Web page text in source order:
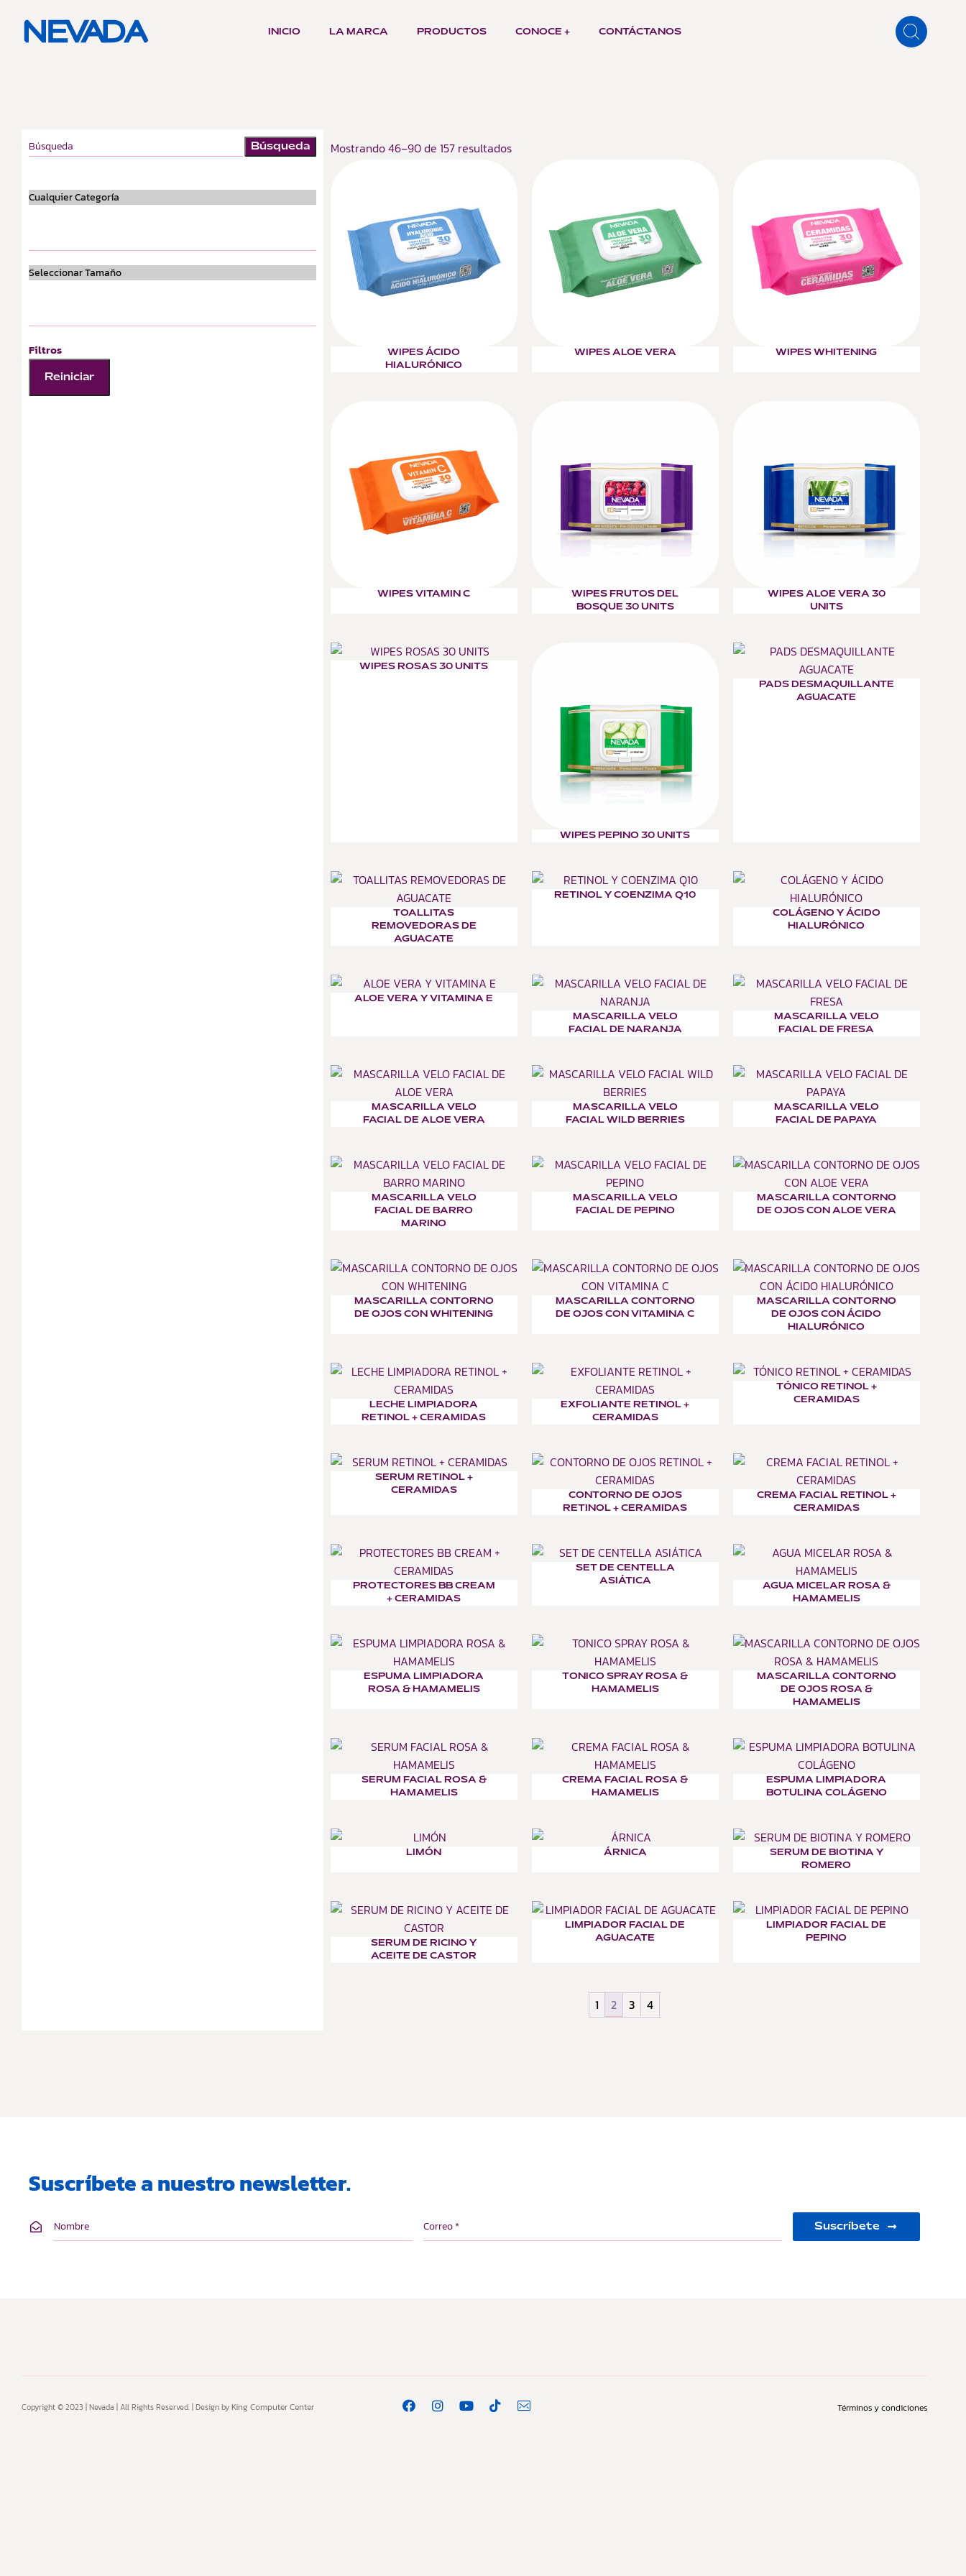
INICIO LA MARCA PRODUCTOS CONOCE + CONTÁCTANOS
Búsqueda
Filtros
Reiniciar
Mostrando 46–90 de 157 resultados
WIPES ÁCIDO
HIALURÓNICO
WIPES ALOE VERA WIPES WHITENING
WIPES VITAMIN C
WIPES FRUTOS DEL
BOSQUE 30 UNITS
WIPES ALOE VERA 30
UNITS
WIPES ROSAS 30 UNITS
WIPES PEPINO 30 UNITS
PADS DESMAQUILLANTE
AGUACATE
TOALLITAS
REMOVEDORAS DE
AGUACATE
RETINOL Y COENZIMA Q10
COLÁGENO Y ÁCIDO
HIALURÓNICO
ALOE VERA Y VITAMINA E
MASCARILLA VELO
FACIAL DE NARANJA
MASCARILLA VELO
FACIAL DE FRESA
MASCARILLA VELO
FACIAL DE ALOE VERA
MASCARILLA VELO
FACIAL WILD BERRIES
MASCARILLA VELO
FACIAL DE PAPAYA
MASCARILLA VELO
FACIAL DE BARRO
MARINO
MASCARILLA VELO
FACIAL DE PEPINO
MASCARILLA CONTORNO
DE OJOS CON ALOE VERA
MASCARILLA CONTORNO
DE OJOS CON WHITENING
MASCARILLA CONTORNO
DE OJOS CON VITAMINA C
MASCARILLA CONTORNO
DE OJOS CON ÁCIDO
HIALURÓNICO
LECHE LIMPIADORA
RETINOL + CERAMIDAS
EXFOLIANTE RETINOL +
CERAMIDAS
TÓNICO RETINOL +
CERAMIDAS
SERUM RETINOL +
CERAMIDAS
CONTORNO DE OJOS
RETINOL + CERAMIDAS
CREMA FACIAL RETINOL +
CERAMIDAS
PROTECTORES BB CREAM
+ CERAMIDAS
SET DE CENTELLA
ASIÁTICA
AGUA MICELAR ROSA &
HAMAMELIS
ESPUMA LIMPIADORA
ROSA & HAMAMELIS
TONICO SPRAY ROSA &
HAMAMELIS
MASCARILLA CONTORNO
DE OJOS ROSA &
HAMAMELIS
SERUM FACIAL ROSA &
HAMAMELIS
CREMA FACIAL ROSA &
HAMAMELIS
ESPUMA LIMPIADORA
BOTULINA COLÁGENO
LIMÓN ÁRNICA
SERUM DE BIOTINA Y
ROMERO
SERUM DE RICINO Y
ACEITE DE CASTOR
LIMPIADOR FACIAL DE
AGUACATE
LIMPIADOR FACIAL DE
PEPINO
1 2 3 4
Suscríbete a nuestro newsletter.
Suscríbete
Copyright © 2023 | Nevada | All Rights Reserved. | Design by King Computer Center Términos y condiciones